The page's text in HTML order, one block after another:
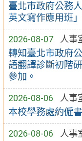
臺北市政府公務
英文寫作應用班
2026-08-07 人事
轉知臺北市政府
語翻譯診斷初階
參加。
2026-08-06 人事
本校學務處約僱
2026-08-06 人事